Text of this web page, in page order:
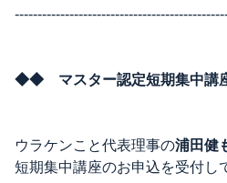
◆◆ マスター認定短期集中
ウラケンこと代表理事の浦田健
短期集中講座のお申込を受付し